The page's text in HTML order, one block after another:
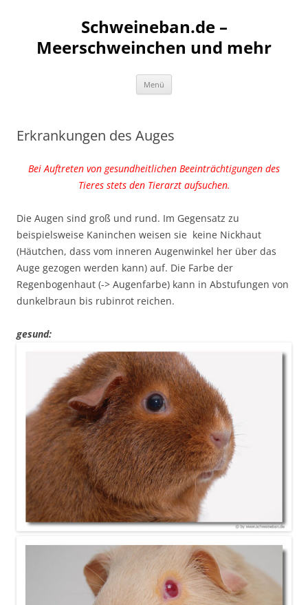
Schweineban.de –
Meerschweinchen und mehr
Menü
Erkrankungen des Auges
Bei Auftreten von gesundheitlichen Beeinträchtigungen des
Tieres stets den Tierarzt aufsuchen.
Die Augen sind groß und rund. Im Gegensatz zu
beispielsweise Kaninchen weisen sie keine Nickhaut
(Häutchen, dass vom inneren Augenwinkel her über das
Auge gezogen werden kann) auf. Die Farbe der
Regenbogenhaut (-> Augenfarbe) kann in Abstufungen von
dunkelbraun bis rubinrot reichen.
gesund: